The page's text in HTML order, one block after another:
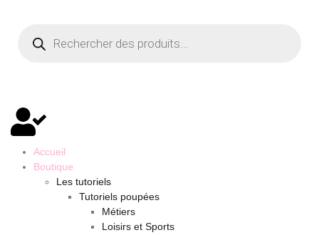
Accueil
Boutique
Les tutoriels
Tutoriels poupées
Métiers
Loisirs et Sports